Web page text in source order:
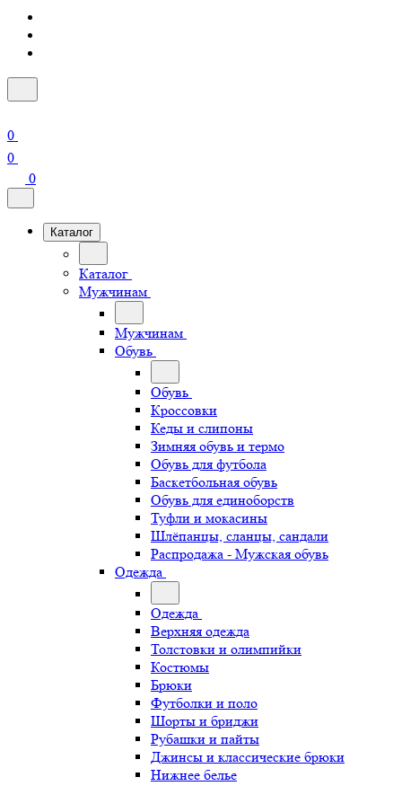
0
0
0
Каталог
Каталог
Мужчинам
Мужчинам
Обувь
Обувь
Кроссовки
Кеды и слипоны
Зимняя обувь и термо
Обувь для футбола
Баскетбольная обувь
Обувь для единоборств
Туфли и мокасины
Шлёпанцы, сланцы, сандали
Распродажа - Мужская обувь
Одежда
Одежда
Верхняя одежда
Толстовки и олимпийки
Костюмы
Брюки
Футболки и поло
Шорты и бриджи
Рубашки и пайты
Джинсы и классические брюки
Нижнее белье